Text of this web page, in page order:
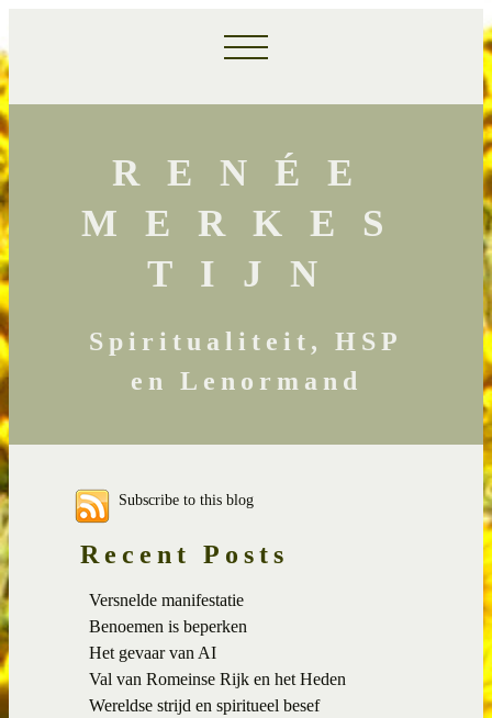
RENÉE
MERKES
TIJN
Spiritualiteit, HSP
en Lenormand
Subscribe to this blog
Recent Posts
Versnelde manifestatie
Benoemen is beperken
Het gevaar van AI
Val van Romeinse Rijk en het Heden
Wereldse strijd en spiritueel besef